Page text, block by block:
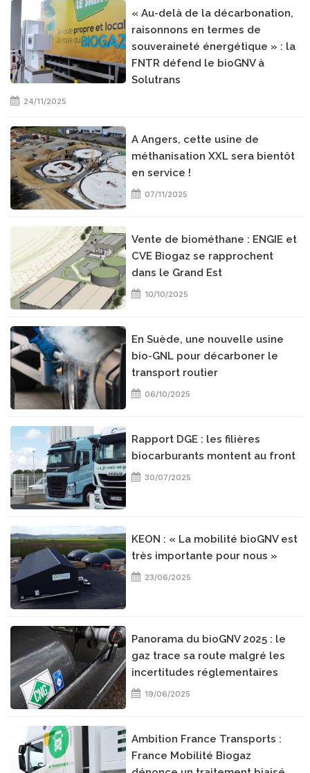
« Au-delà de la décarbonation,
raisonnons en termes de
souveraineté énergétique » : la
FNTR défend le bioGNV à
Solutrans
24/11/2025
A Angers, cette usine de
méthanisation XXL sera bientôt
en service !
07/11/2025
Vente de biométhane : ENGIE et
CVE Biogaz se rapprochent
dans le Grand Est
10/10/2025
En Suède, une nouvelle usine
bio-GNL pour décarboner le
transport routier
06/10/2025
Rapport DGE : les filières
biocarburants montent au front
30/07/2025
KEON : « La mobilité bioGNV est
très importante pour nous »
23/06/2025
Panorama du bioGNV 2025 : le
gaz trace sa route malgré les
incertitudes réglementaires
19/06/2025
Ambition France Transports :
France Mobilité Biogaz